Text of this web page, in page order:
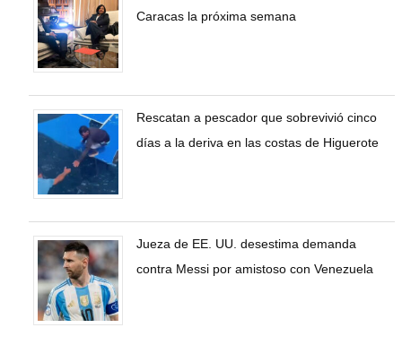
Caracas la próxima semana
Rescatan a pescador que sobrevivió cinco
días a la deriva en las costas de Higuerote
Jueza de EE. UU. desestima demanda
contra Messi por amistoso con Venezuela